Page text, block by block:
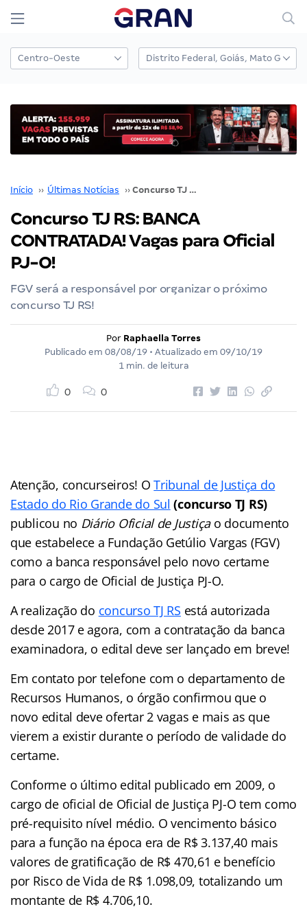
Início ›› Últimas Notícias ›› Concurso TJ RS: BANCA CONTRATADA! Vagas para Oficial PJ-O!
Concurso TJ RS: BANCA
CONTRATADA! Vagas para Oficial
PJ-O!
FGV será a responsável por organizar o próximo
concurso TJ RS!
Por Raphaella Torres
Publicado em 08/08/19 • Atualizado em 09/10/19
1 min. de leitura
0 0
Atenção, concurseiros! OTribunal de Justiça do
Estado do Rio Grande do Sul (concurso TJ RS)
publicou no Diário Oficial de Justiçao documento
que estabelece a Fundação Getúlio Vargas (FGV)
como a banca responsável pelo novo certame
para o cargo de Oficial de Justiça PJ-O.
A realização do concurso TJ RS está autorizada
desde 2017 e agora, com a contratação da banca
examinadora, o edital deve ser lançado em breve!
Em contato por telefone com o departamento de
Recursos Humanos, o órgão confirmou que o
novo edital deve ofertar 2 vagas e mais as que
vierem a existir durante o período de validade do
certame.
Conforme o último edital publicado em 2009, o
cargo de oficial de Oficial de Justiça PJ-O tem como
pré-requisito nível médio. O vencimento básico
para a função na época era de R$ 3.137,40 mais
valores de gratificação de R$ 470,61 e benefício
por Risco de Vida de R$ 1.098,09, totalizando um
montante de R$ 4.706,10.